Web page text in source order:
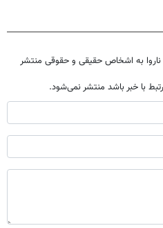
به اشخاص حقیقی و حقوقی منتشر
با خبر باشد منتشر نمی‌شود.